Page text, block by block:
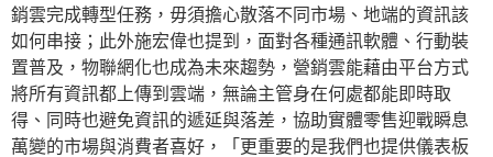
銷雲完成轉型任務，毋須擔心散落不同市場、地端的資訊該
如何串接；此外施宏偉也提到，面對各種通訊軟體、行動裝
置普及，物聯網化也成為未來趨勢，營銷雲能藉由平台方式
將所有資訊都上傳到雲端，無論主管身在何處都能即時取
得、同時也避免資訊的遞延與落差，協助實體零售迎戰瞬息
萬變的市場與消費者喜好，「更重要的是我們也提供儀表板